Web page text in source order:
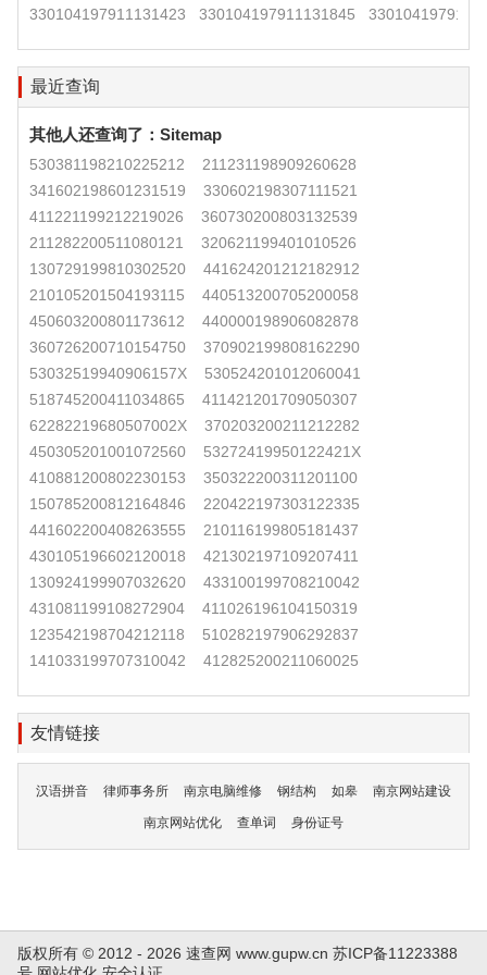
330104197911131423
330104197911131845
最近查询
其他人还查询了： Sitemap
530381198210225212
211231198909260628
341602198601231519
330602198307111521
411221199212219026
360730200803132539
211282200511080121
320621199401010526
130729199810302520
441624201212182912
210105201504193115
440513200705200058
450603200801173612
440000198906082878
360726200710154750
370902199808162290
53032519940906157X
530524201012060041
518745200411034865
411421201709050307
62282219680507002X
370203200211212282
450305201001072560
53272419950122421X
410881200802230153
350322200311201100
150785200812164846
220422197303122335
441602200408263555
210116199805181437
430105196602120018
421302197109207411
130924199907032620
433100199708210042
431081199108272904
411026196104150319
123542198704212118
510282197906292837
141033199707310042
412825200211060025
友情链接
汉语拼音 律师事务所 南京电脑维修 钢结构 如皋 南京网站建设
南京网站优化 查单词 身份证号
版权所有 © 2012 - 2026 速查网 www.gupw.cn 苏ICP备11223388